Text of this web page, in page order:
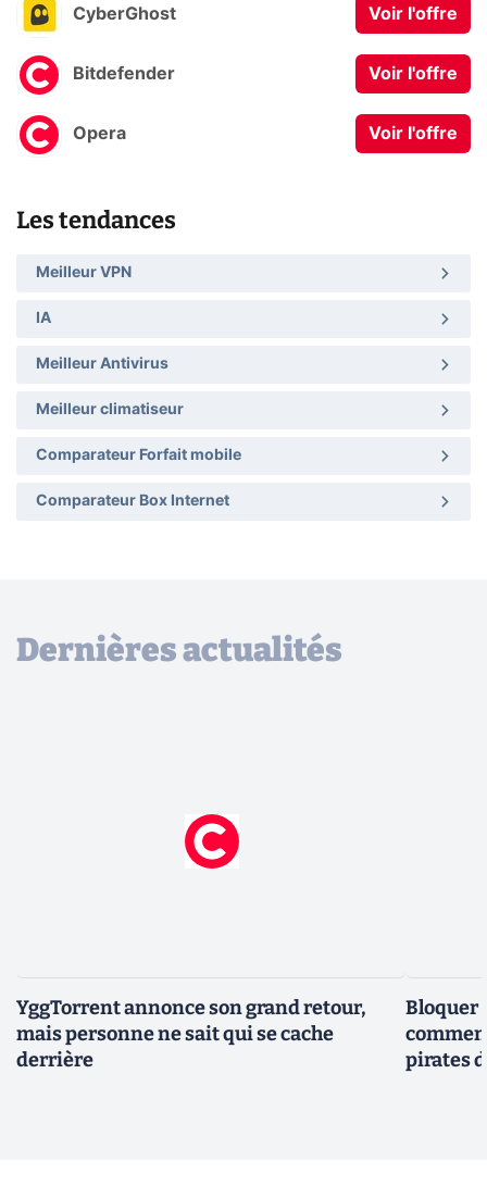
CyberGhost Voir l'offre
Bitdefender Voir l'offre
Opera Voir l'offre
Les tendances
Meilleur VPN
IA
Meilleur Antivirus
Meilleur climatiseur
Comparateur Forfait mobile
Comparateur Box Internet
Dernières actualités
YggTorrent annonce son grand retour,
mais personne ne sait qui se cache
derrière
Bloquer
pirates